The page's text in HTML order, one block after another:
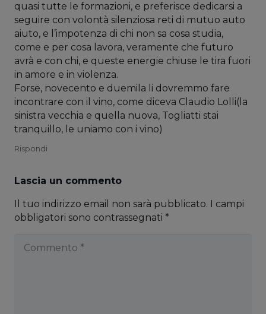
quasi tutte le formazioni, e preferisce dedicarsi a
seguire con volontà silenziosa reti di mutuo auto
aiuto, e l’impotenza di chi non sa cosa studia,
come e per cosa lavora, veramente che futuro
avrà e con chi, e queste energie chiuse le tira fuori
in amore e in violenza.
Forse, novecento e duemila li dovremmo fare
incontrare con il vino, come diceva Claudio Lolli(la
sinistra vecchia e quella nuova, Togliatti stai
tranquillo, le uniamo con i vino)
Rispondi
Lascia un commento
Il tuo indirizzo email non sarà pubblicato. I campi
obbligatori sono contrassegnati *